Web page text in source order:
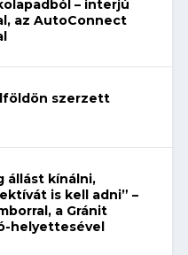
– interjú
az AutoConnect
szerzett
állást kínálni,
is kell adni” –
a Gránit
helyettesével